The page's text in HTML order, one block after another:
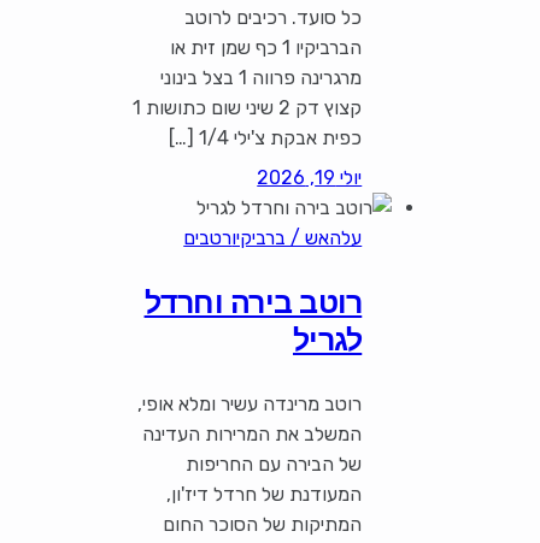
כל סועד. רכיבים לרוטב
הברביקיו 1 כף שמן זית או
מרגרינה פרווה 1 בצל בינוני
קצוץ דק 2 שיני שום כתושות 1
כפית אבקת צ'ילי 1/4 […]
יולי 19, 2026
עלהאש / ברביקיורטבים
רוטב בירה וחרדל
לגריל
רוטב מרינדה עשיר ומלא אופי,
המשלב את המרירות העדינה
של הבירה עם החריפות
המעודנת של חרדל דיז'ון,
המתיקות של הסוכר החום